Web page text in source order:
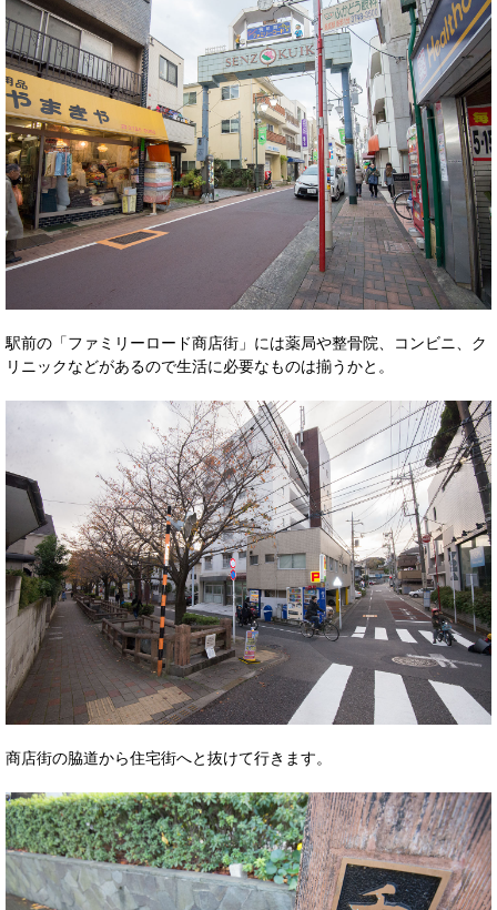
駅前の「ファミリーロード商店街」には薬局や整骨院、コンビニ、ク
リニックなどがあるので生活に必要なものは揃うかと。
商店街の脇道から住宅街へと抜けて行きます。